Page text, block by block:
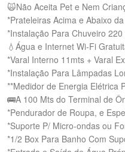
🙀Não Aceita Pet e Nem
*Prateleiras Acima e Abaixo
*Instalação Para Chuveiro 220
💧Água e Internet Wi-Fi
*Varal Interno 11mts + Varal
*Instalação Para Lâmpadas
**Medidor de Energia Elétrica
🚌A 100 Mts do Terminal de
*Pendurador de Roupa, e
*Suporte P/ Micro-ondas ou
*1/2 Box Para Banho Com